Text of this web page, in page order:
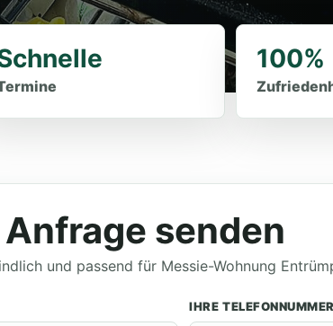
100%
senden
und passend für Messie-Wohnung
IHRE TELEFONNUMMER